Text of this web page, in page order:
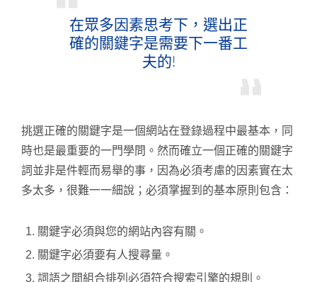
在眾多因素思考下，選出正
確的關鍵字是需要下一番工
夫的!
挑選正確的關鍵字是一個網站在登錄過程中最基本，同
時也是最重要的一門學問。然而確立一個正確的關鍵字
詞並非是件輕而易舉的事，因為必須考慮的因素實在太
多太多，很難一一細說；必須掌握到的基本原則包含：
關鍵字必須與您的網站內容有關。
關鍵字必須要有人搜尋量。
詞語之間組合排列必須符合搜索引擎的規則。